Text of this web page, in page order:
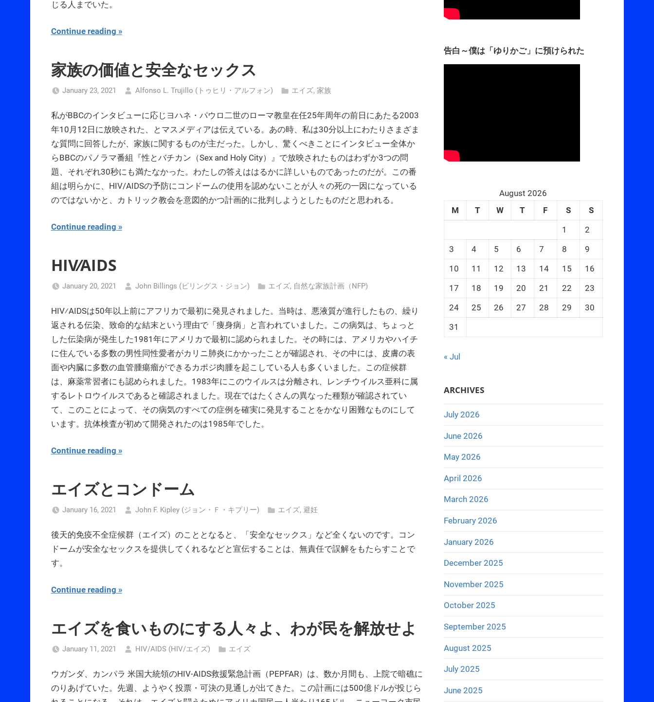
じる人までいた。
Continue reading
家族の価値と安全なセックス
January 23, 2021 Alfonso L. Trujillo (トゥヒリ・アルフォン) エイズ, 家族
私がBBCのインタビューに応じヨハネ・パウロ二世のローマ教皇在任25年周年の前日にあたる2003
年10月12日に放映された、とマスメディアは伝えている。あの時、私は30分以上にわたりさまざま
な質問に回答したが、家族に関するものが主だった。しかし、驚くべきことにインタビュー全体か
らBBCのパノラマ番組『性とバチカン（Sex and Holy City）』で放映されたものはわずか3つの問
題、それぞれ30秒にも満たなかった。わたしの答えははるかに詳しいものであったのだが。この番
組は明らかに、HIV/AIDSの予防にコンドームの使用を認めないことが人々の死の一因になっている
のではないかと、カトリック教会を意図的かつ計画的に批判しようとしたものだと思われる。
Continue reading
HIV⁄AIDS
January 20, 2021 John Billings (ビリングス・ジョン) エイズ, 自然な家族計画（NFP)
HIV⁄AIDSは50年以上前にアフリカで最初に発見されました。当時は、悪液質が進行したもの、繰り
返される伝染、致命的な結末という理由で「痩身病」と言われていました。この病気は、ちょっと
した伝染病が発生した1981年にアメリカで最初に認められました。その時には、アメリカやハイチ
に住んでいる多数の男性同性愛者がカリニ肺炎にかかったことが確認され、その中には、皮膚の表
面や内臓に多数の血管腫瘍瘤ができるカポジ肉腫を起こしている人も多くいました。この症候群
は、麻薬常習者にも認められました。1983年にこのウイルスは分離され、レンチウイルス亜科に属
するレトロウイルスであると確認されました。現在ではたくさんの異なった種類が確認されてい
て、このことによって、その病気のすべての症例を確実に発見することをかなり困難なものにして
います。抗体検査が初めて開発されたのは1985年でした。
Continue reading
エイズとコンドーム
January 16, 2021 John F. Kipley (ジョン・Ｆ・キプリー) エイズ, 避妊
後天的免疫不全症候群（エイズ）のこととなると、「安全なセックス」など全くないのです。コン
ドームが安全なセックスを提供してくれるなどと宣伝することは、無責任で誤解をもたらすことで
す。
Continue reading
エイズを食いものにする人々よ、わが民を解放せよ
January 11, 2021 HIV/AIDS (HIV/エイズ) エイズ
ウガンダ、カンパラ 米国大統領のHIV-AIDS救援緊急計画（PEPFAR）は、数か月間も、上院で暗礁に
のりあげていた。先週、ようやく投票・可決の見通しが出てきた。この計画には500億ドルが投じら
告白～僕は「ゆりかご」に預けられた
August 2026
M
T W T F S
S
1
2
3
4 5 6 7 8
9
10
11 12 13 14 15
16
17
18 19 20 21 22
23
24
25 26 27 28 29
30
31
« Jul
ARCHIVES
July 2026
June 2026
May 2026
April 2026
March 2026
February 2026
January 2026
December 2025
November 2025
October 2025
September 2025
August 2025
July 2025
June 2025